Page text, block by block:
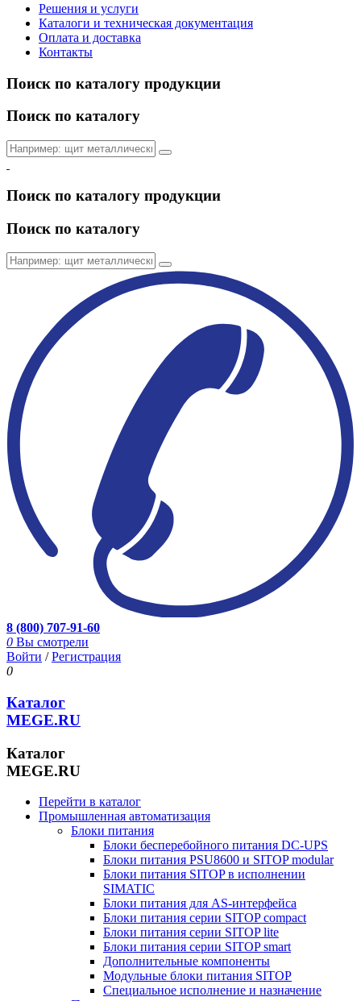
Решения и услуги
Каталоги и техническая документация
Оплата и доставка
Контакты
Поиск по каталогу продукции
Поиск по каталогу
Поиск по каталогу продукции
Поиск по каталогу
8 (800) 707-91-60
0 Вы смотрели
Войти /Регистрация
0
Каталог
MEGE.RU
Каталог
MEGE.RU
Перейти в каталог
Промышленная автоматизация
Блоки питания
Блоки бесперебойного питания DC-UPS
Блоки питания PSU8600 и SITOP modular
Блоки питания SITOP в исполнении
SIMATIC
Блоки питания для AS-интерфейса
Блоки питания серии SITOP compact
Блоки питания серии SITOP lite
Блоки питания серии SITOP smart
Дополнительные компоненты
Модульные блоки питания SITOP
Специальное исполнение и назначение